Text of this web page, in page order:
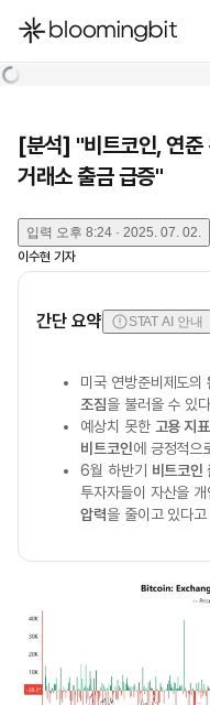
한국어
[분석] "비트코인, 연
거래소 출금 급증"
입력 오후 8:24 · 2025. 07. 02.
이수현 기자
간단 요약 STAT AI 안내
미국 연방준비제도의
조짐을 불러올 수 있
예상치 못한 고용 지
비트코인에 긍정적으
6월 하반기 비트코인
투자자들이 자산을
압력을 줄이고 있다